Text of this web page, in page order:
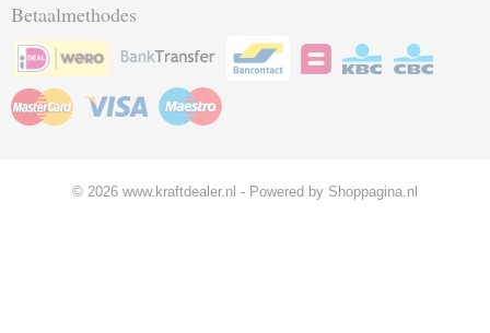
Betaalmethodes
© 2026 www.kraftdealer.nl - Powered by Shoppagina.nl